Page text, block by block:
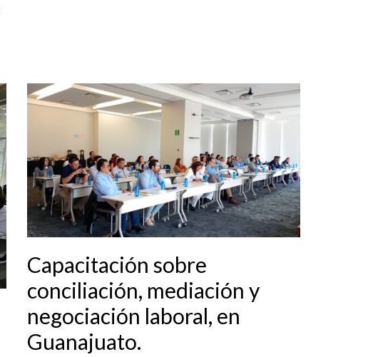
Capacitación sobre
conciliación, mediación y
negociación laboral, en
Guanajuato.